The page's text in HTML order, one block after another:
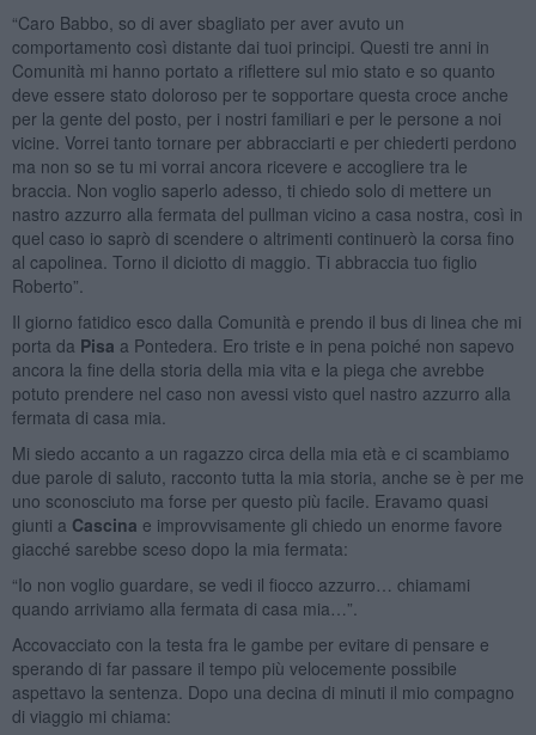
“Caro Babbo, so di aver sbagliato per aver avuto un
comportamento così distante dai tuoi principi. Questi tre anni in
Comunità mi hanno portato a riflettere sul mio stato e so quanto
deve essere stato doloroso per te sopportare questa croce anche
per la gente del posto, per i nostri familiari e per le persone a noi
vicine. Vorrei tanto tornare per abbracciarti e per chiederti perdono
ma non so se tu mi vorrai ancora ricevere e accogliere tra le
braccia. Non voglio saperlo adesso, ti chiedo solo di mettere un
nastro azzurro alla fermata del pullman vicino a casa nostra, così in
quel caso io saprò di scendere o altrimenti continuerò la corsa fino
al capolinea. Torno il diciotto di maggio. Ti abbraccia tuo figlio
Roberto”.
Il giorno fatidico esco dalla Comunità e prendo il bus di linea che mi
porta da Pisa a Pontedera. Ero triste e in pena poiché non sapevo
ancora la fine della storia della mia vita e la piega che avrebbe
potuto prendere nel caso non avessi visto quel nastro azzurro alla
fermata di casa mia.
Mi siedo accanto a un ragazzo circa della mia età e ci scambiamo
due parole di saluto, racconto tutta la mia storia, anche se è per me
uno sconosciuto ma forse per questo più facile. Eravamo quasi
giunti a Cascina e improvvisamente gli chiedo un enorme favore
giacché sarebbe sceso dopo la mia fermata:
“Io non voglio guardare, se vedi il fiocco azzurro… chiamami
quando arriviamo alla fermata di casa mia…”.
Accovacciato con la testa fra le gambe per evitare di pensare e
sperando di far passare il tempo più velocemente possibile
aspettavo la sentenza. Dopo una decina di minuti il mio compagno
di viaggio mi chiama: